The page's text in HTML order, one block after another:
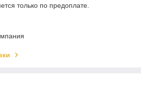
только по предоплате.